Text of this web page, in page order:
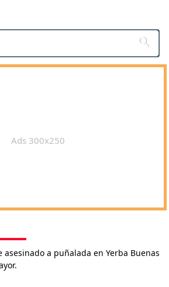

Ads 300x250
asesinado a puñalada en Yerba Buenas